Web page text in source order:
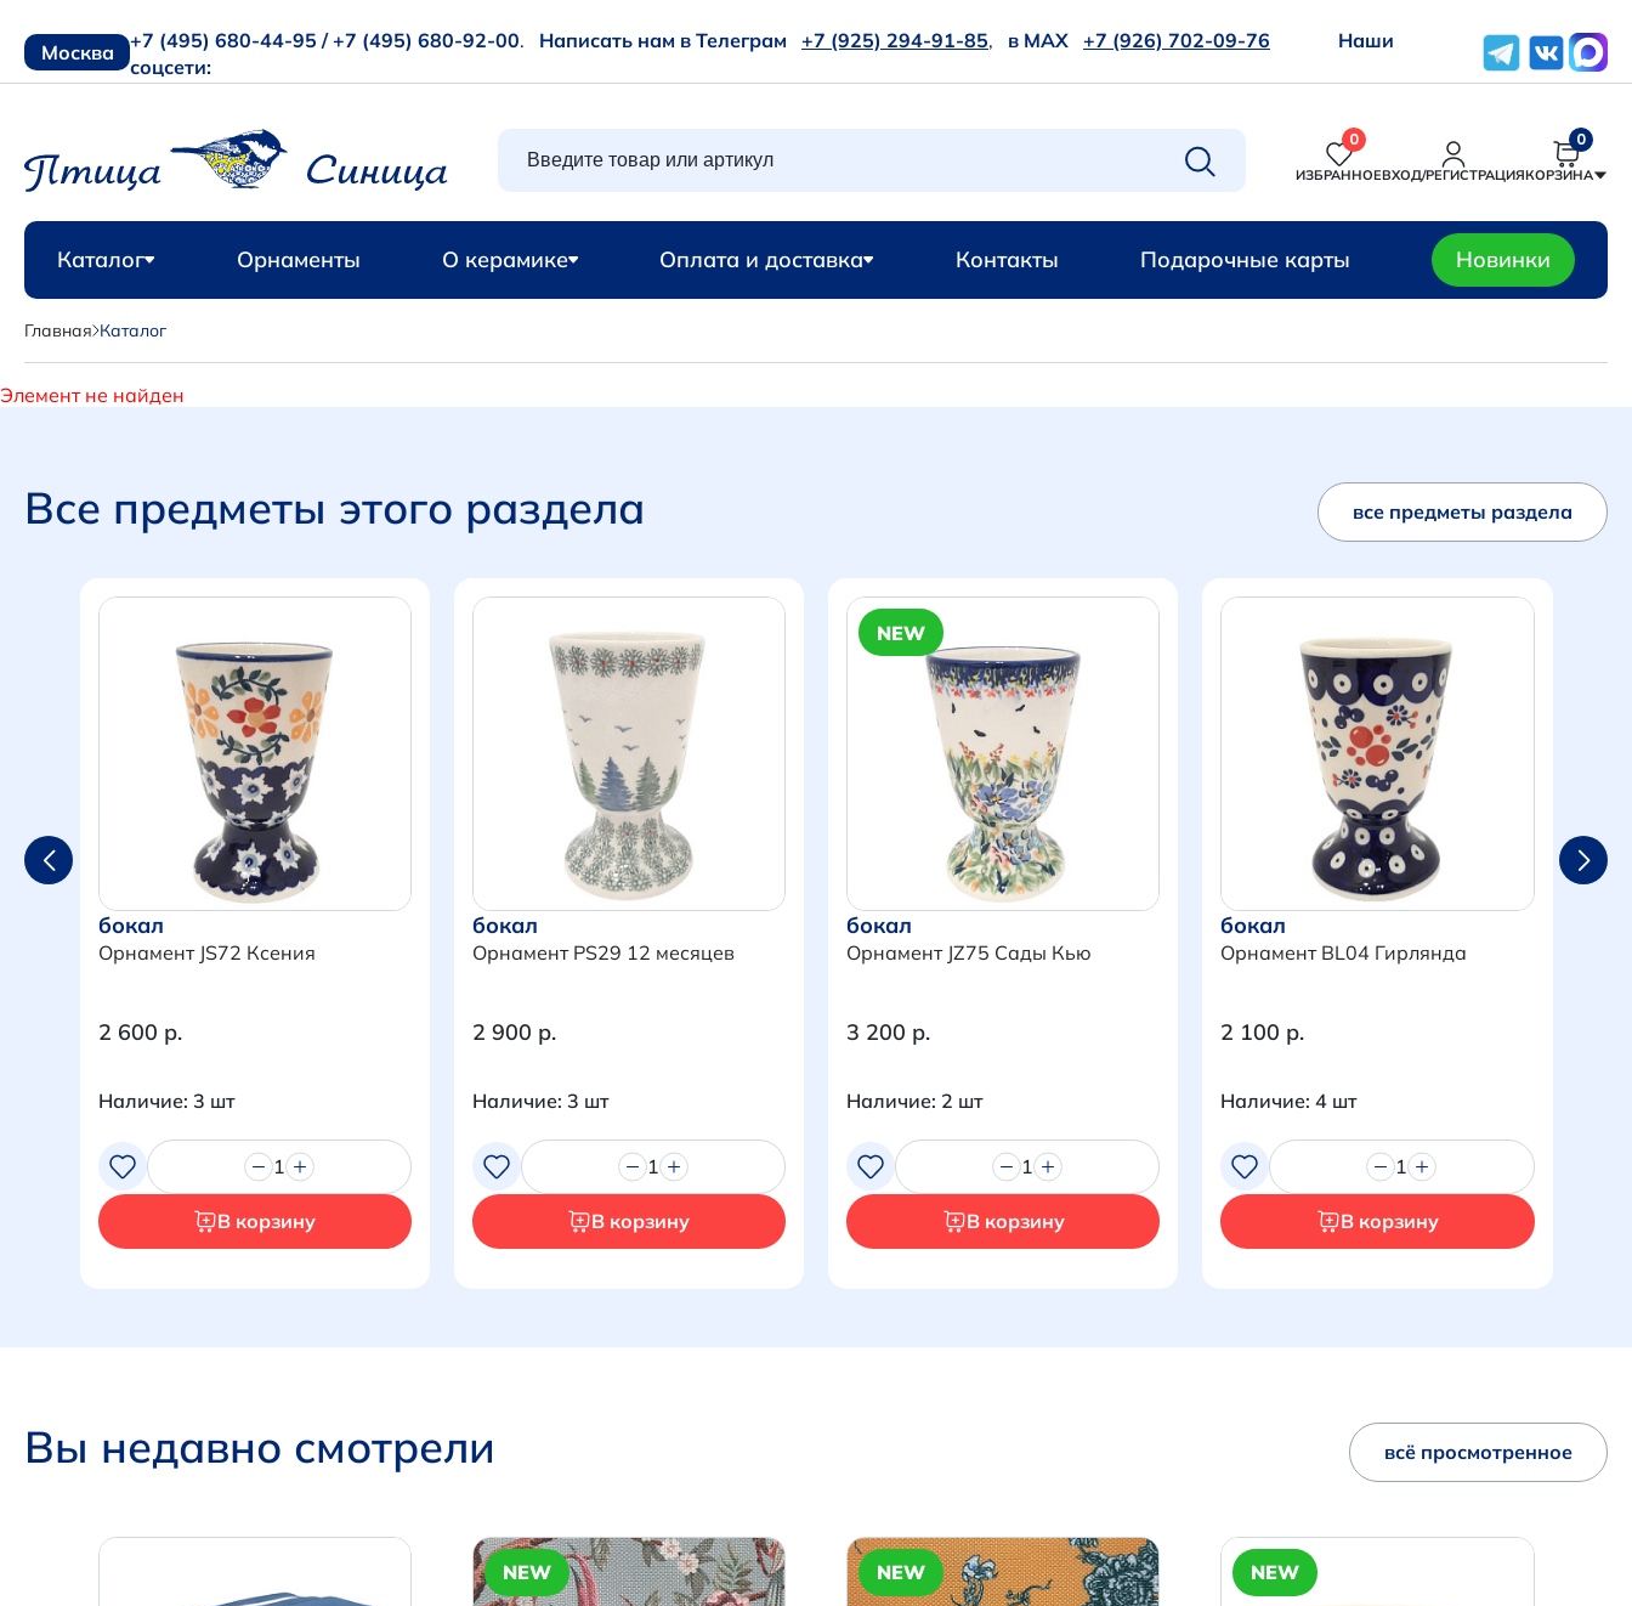
Москва +7 (495) 680-44-95 / +7 (495) 680-92-00. Написать нам в Телеграм +7 (925) 294-91-85, в MAX +7 (926) 702-09-76
Наши
соцсети:
0
ИЗБРАННОЕВХОД/РЕГИСТРАЦИЯ
0
КОРЗИНА
Каталог Орнаменты О керамике Оплата и доставка Контакты Подарочные карты Новинки
Главная Каталог
Элемент не найден
Все предметы этого раздела все предметы раздела
бокал
Орнамент JS72 Ксения
2 600 р.
Наличие: 3 шт
1
В корзину
бокал
Орнамент PS29 12 месяцев
2 900 р.
Наличие: 3 шт
1
В корзину
NEW
бокал
Орнамент JZ75 Сады Кью
3 200 р.
Наличие: 2 шт
1
В корзину
бокал
Орнамент BL04 Гирлянда
2 100 р.
Наличие: 4 шт
1
В корзину
Вы недавно смотрели всё просмотренное
NEW NEW NEW